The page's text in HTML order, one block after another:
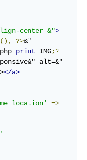
center &">
(); ?>&"
php print IMG;?
alt=&"
</a>
=>